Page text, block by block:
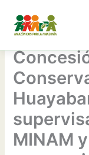
contenido
MINAM